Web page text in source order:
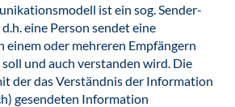
ist ein sog. Sender-
eine Person sendet eine
einem oder mehreren Empfängern
und auch verstanden wird. Die
der das Verständnis der Information
gesendeten Information